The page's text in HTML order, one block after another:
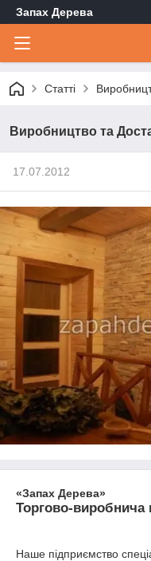
Запах Дерева
Статті
Виробництво та
17.07.2012
«Запах Дерева»
Торгово-виробнича
Наше підприємство